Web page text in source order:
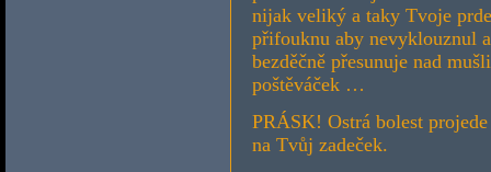
nijak veliký a taky Tvoje
přifouknu aby nevyklouznul
bezděčně přesunuje nad
poštěváček …
PRÁSK! Ostrá bolest
na Tvůj zadeček.